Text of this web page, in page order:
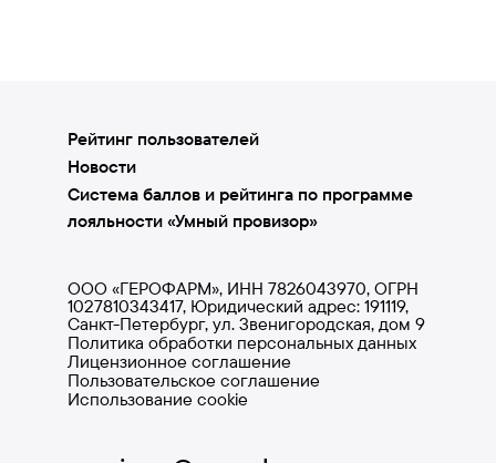
Рейтинг пользователей
Новости
Система баллов и рейтинга по программе
лояльности «Умный провизор»
ООО «ГЕРОФАРМ», ИНН 7826043970, ОГРН
1027810343417, Юридический адрес: 191119,
Санкт-Петербург, ул. Звенигородская, дом 9
Политика обработки персональных данных
Лицензионное соглашение
Пользовательское соглашение
Использование cookie